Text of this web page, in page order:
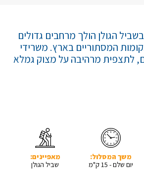
הגולן הולך מרחבים גדולים
המסתוריים בארץ. משרידי
לתצפית מרהיבה על מצוק גמלא
משך המסלול:
יום שלם - 15 ק"מ
מאפיינים:
שביל הגולן